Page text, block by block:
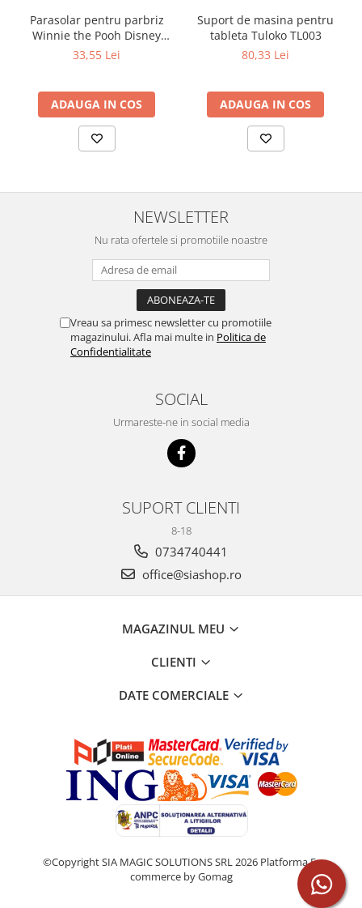
Parasolar pentru parbriz
Winnie the Pooh Disney
Eurasia 26022
33,55 Lei
ADAUGA IN COS
Suport de masina pentru
tableta Tuloko TL003
80,33 Lei
ADAUGA IN COS
NEWSLETTER
Nu rata ofertele si promotiile noastre
Vreau sa primesc newsletter cu promotiile
magazinului. Afla mai multe in Politica de
Confidentialitate
SOCIAL
Urmareste-ne in social media
SUPORT CLIENTI
8-18
0734740441
office@siashop.ro
MAGAZINUL MEU
CLIENTI
DATE COMERCIALE
©Copyright SIA MAGIC SOLUTIONS SRL 2026 Platforma E-
commerce by Gomag